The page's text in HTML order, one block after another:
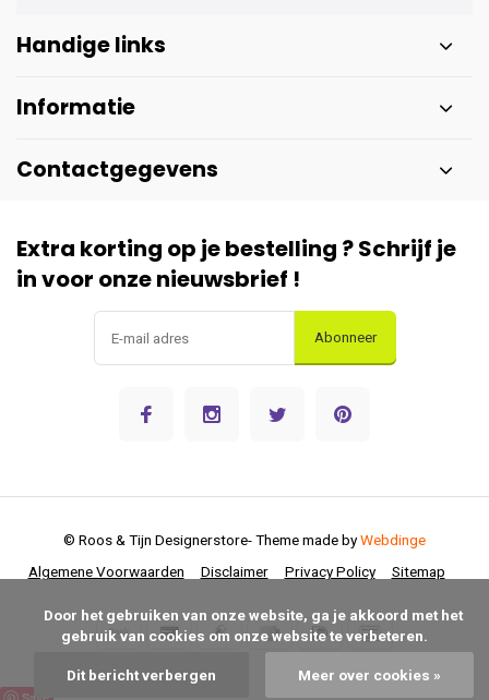
Handige links
Informatie
Contactgegevens
Extra korting op je bestelling ? Schrijf je
in voor onze nieuwsbrief !
Abonneer
Algemene Voorwaarden Disclaimer Privacy Policy Sitemap
© Roos & Tijn Designerstore- Theme made byWebdinge
gebruik van cookies om onze website te verbeteren.
Dit bericht verbergen Meer over cookies »